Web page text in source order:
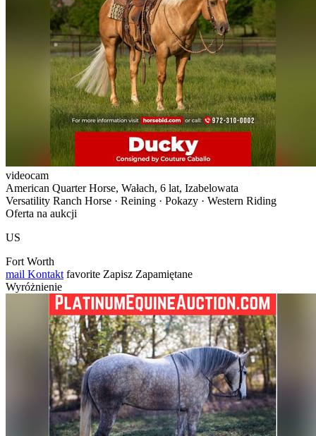
videocam
American Quarter Horse, Wałach, 6 lat, Izabelowata
Versatility Ranch Horse · Reining · Pokazy · Western Riding
Oferta na aukcji
US
Fort Worth
mail Kontakt favorite Zapisz Zapamiętane
Wyróżnienie